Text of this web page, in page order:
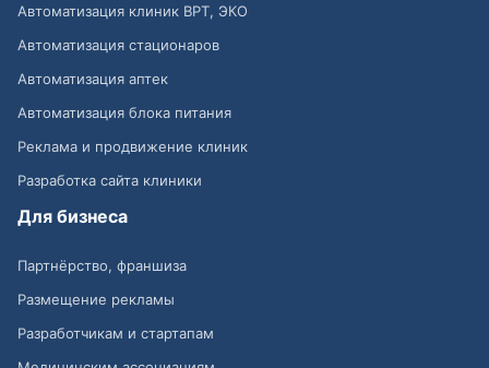
Автоматизация клиник ВРТ, ЭКО
Автоматизация стационаров
Автоматизация аптек
Автоматизация блока питания
Реклама и продвижение клиник
Разработка сайта клиники
Для бизнеса
Партнёрство, франшиза
Размещение рекламы
Разработчикам и стартапам